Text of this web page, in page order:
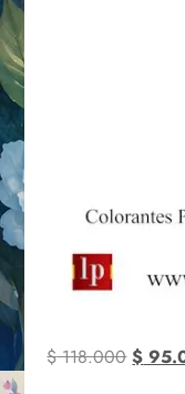
$118.000 $